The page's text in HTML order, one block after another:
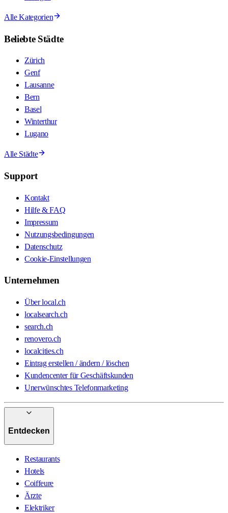
Alle Kategorien
Beliebte Städte
Zürich
Genf
Lausanne
Bern
Basel
Winterthur
Lugano
Alle Städte
Support
Kontakt
Hilfe & FAQ
Impressum
Nutzungsbedingungen
Datenschutz
Cookie-Einstellungen
Unternehmen
Über local.ch
localsearch.ch
search.ch
renovero.ch
localcities.ch
Eintrag erstellen / ändern / löschen
Kundencenter für Geschäftskunden
Unerwünschtes Telefonmarketing
Entdecken
Restaurants
Hotels
Coiffeure
Ärzte
Elektriker